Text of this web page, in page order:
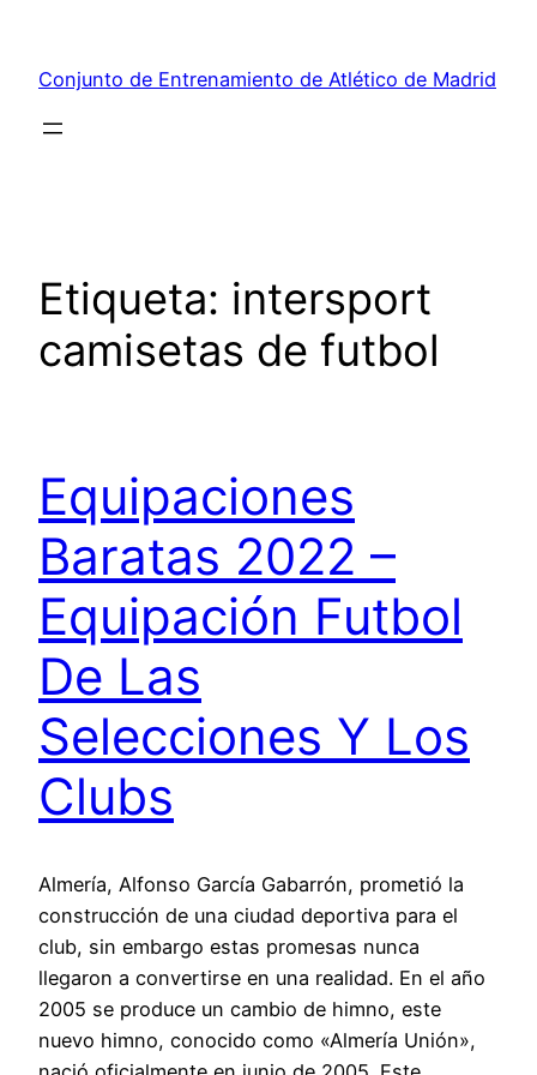
contenido
Conjunto de Entrenamiento de Atlético de Madrid
Etiqueta: intersport
camisetas de futbol
Equipaciones
Baratas 2022 –
Equipación Futbol
De Las
Selecciones Y Los
Clubs
Almería, Alfonso García Gabarrón, prometió la
construcción de una ciudad deportiva para el
club, sin embargo estas promesas nunca
llegaron a convertirse en una realidad. En el año
2005 se produce un cambio de himno, este
nuevo himno, conocido como «Almería Unión»,